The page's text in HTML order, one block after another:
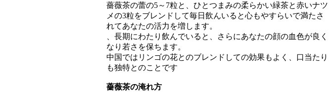
薔薇茶の蕾の5～7粒と、ひとつまみの柔らかい緑茶と赤いナツ
メの3粒をブレンドして毎日飲んいると心もやすらいで満たさ
れてあなたの活力を増します。
、長期にわたり飲んでいると、さらにあなたの顔の血色が良く
なり若さを保ちます。
中国ではリンゴの花とのブレンドしての効果もよく、口当たり
も独特とのことです
薔薇茶の淹れ方